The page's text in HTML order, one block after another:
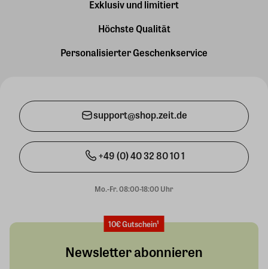
Exklusiv und limitiert
Höchste Qualität
Personalisierter Geschenkservice
support@shop.zeit.de
+49 (0) 40 32 80 10 1
Mo.-Fr. 08:00-18:00 Uhr
10€ Gutschein¹
Newsletter abonnieren